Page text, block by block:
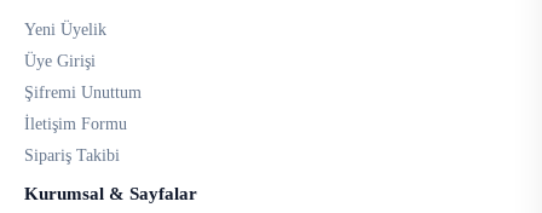
Yeni Üyelik
Üye Girişi
Şifremi Unuttum
İletişim Formu
Sipariş Takibi
Kurumsal & Sayfalar